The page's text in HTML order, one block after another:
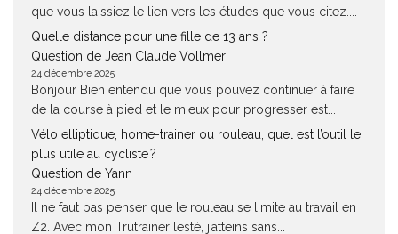
que vous laissiez le lien vers les études que vous citez....
Quelle distance pour une fille de 13 ans ?
Question de Jean Claude Vollmer
24 décembre 2025
Bonjour Bien entendu que vous pouvez continuer à faire
de la course à pied et le mieux pour progresser est...
Vélo elliptique, home-trainer ou rouleau, quel est l’outil le
plus utile au cycliste ?
Question de Yann
24 décembre 2025
Il ne faut pas penser que le rouleau se limite au travail en
Z2. Avec mon Trutrainer lesté, j’atteins sans...